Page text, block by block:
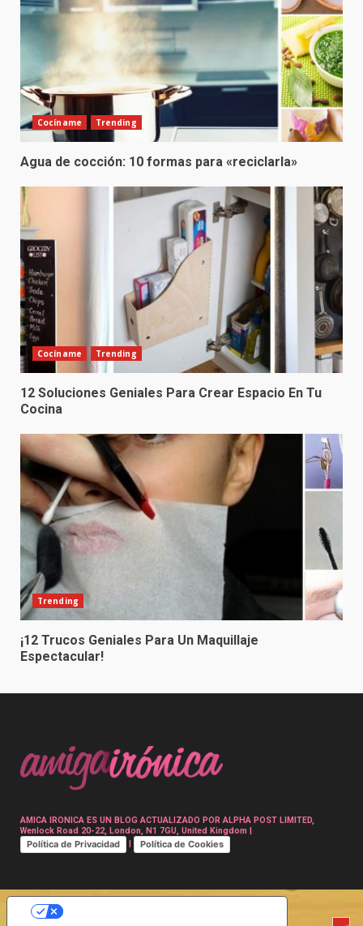
Cocíname Trending
Agua de cocción: 10 formas para «reciclarla»
Cocíname Trending
12 Soluciones Geniales Para Crear Espacio En Tu
Cocina
Trending
¡12 Trucos Geniales Para Un Maquillaje
Espectacular!
AMICA IRONICA ES UN BLOG ACTUALIZADO POR ALPHA POST LIMITED,
Wenlock Road 20-22, London, N1 7GU, United Kingdom |
Política de Privacidad Política de Cookies
SUS OPCIONES DE PRIVACIDAD